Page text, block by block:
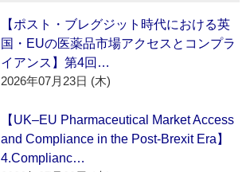
【ポスト・ブレグジット時代における英
国・EUの医薬品市場アクセスとコンプラ
イアンス】第4回…
2026年07月23日 (木)
【UK–EU Pharmaceutical Market Access
and Compliance in the Post-Brexit Era】
4.Complianc…